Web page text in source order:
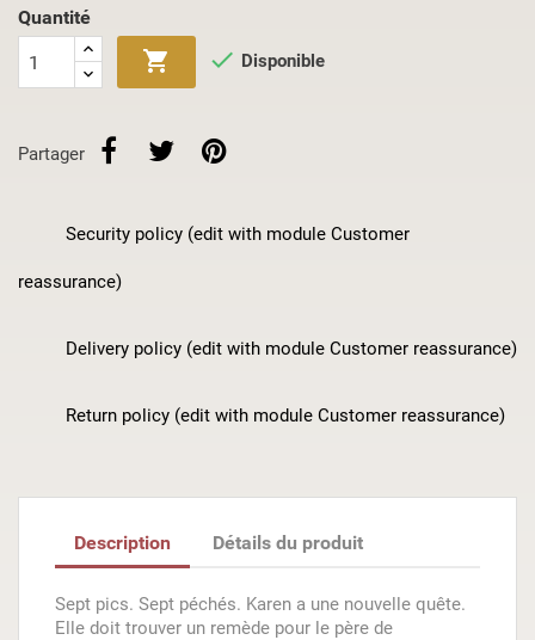
Quantité
  Disponible
Partager
Security policy (edit with module Customer
reassurance)
Delivery policy (edit with module Customer reassurance)
Return policy (edit with module Customer reassurance)
Description Détails du produit
Sept pics. Sept péchés. Karen a une nouvelle quête.
Elle doit trouver un remède pour le père de